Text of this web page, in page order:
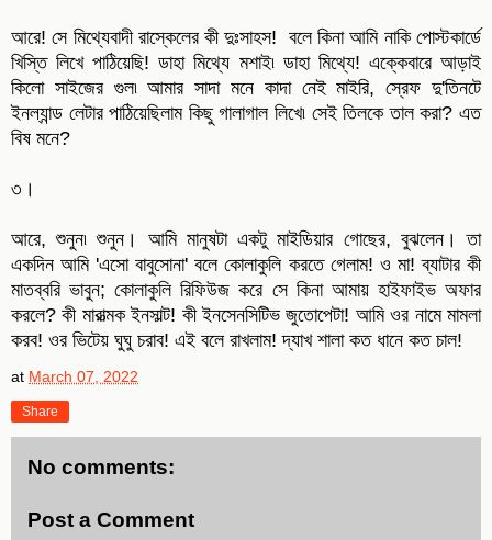
আরে! সে মিথ্যেবাদী রাস্কেলের কী দুঃসাহস! বলে কিনা আমি নাকি পোস্টকার্ডে
খিস্তি লিখে পাঠিয়েছি! ডাহা মিথ্যে মশাই৷ ডাহা মিথ্যে! এক্কেবারে আড়াই
কিলো সাইজের গুল৷ আমার সাদা মনে কাদা নেই মাইরি, স্রেফ দু'তিনটে
ইনল্যান্ড লেটার পাঠিয়েছিলাম কিছু গালাগাল লিখে৷ সেই তিলকে তাল করা? এত
বিষ মনে?
৩।
আরে, শুনুন৷ শুনুন। আমি মানুষটা একটু মাইডিয়ার গোছের, বুঝলেন। তা
একদিন আমি 'এসো বাবুসোনা' বলে কোলাকুলি করতে গেলাম! ও মা! ব্যাটার কী
মাতব্বরি ভাবুন; কোলাকুলি রিফিউজ করে সে কিনা আমায় হাইফাইভ অফার
করলে? কী মারাত্মক ইনসাল্ট! কী ইনসেনসিটিভ জুতোপেটা! আমি ওর নামে মামলা
করব! ওর ভিটেয় ঘুঘু চরাব! এই বলে রাখলাম! দ্যাখ শালা কত ধানে কত চাল!
at March 07, 2022
Share
No comments:
Post a Comment